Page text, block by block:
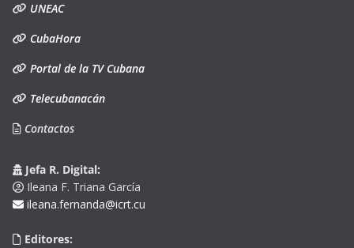
UNEAC
CubaHora
Portal de la TV Cubana
Telecubanacán
Contactos
Jefa R. Digital:
Ileana F. Triana García
ileana.fernanda@icrt.cu
Editores: